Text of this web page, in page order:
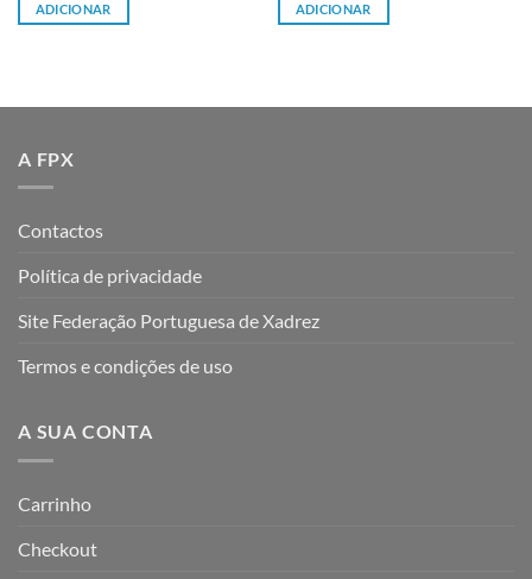
ADICIONAR ADICIONAR
A FPX
Contactos
Política de privacidade
Site Federação Portuguesa de Xadrez
Termos e condições de uso
A SUA CONTA
Carrinho
Checkout